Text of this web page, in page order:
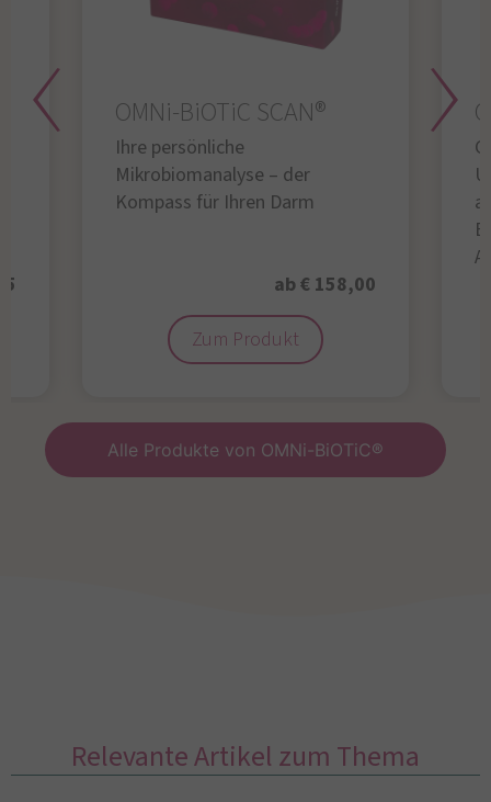
OMNi-BiOTiC SCAN®
Ihre persönliche
Mikrobiomanalyse – der
Kompass für Ihren Darm
ab € 158,00
Zum Produkt
Alle Produkte von OMNi-BiOTiC®
Relevante Artikel zum Thema